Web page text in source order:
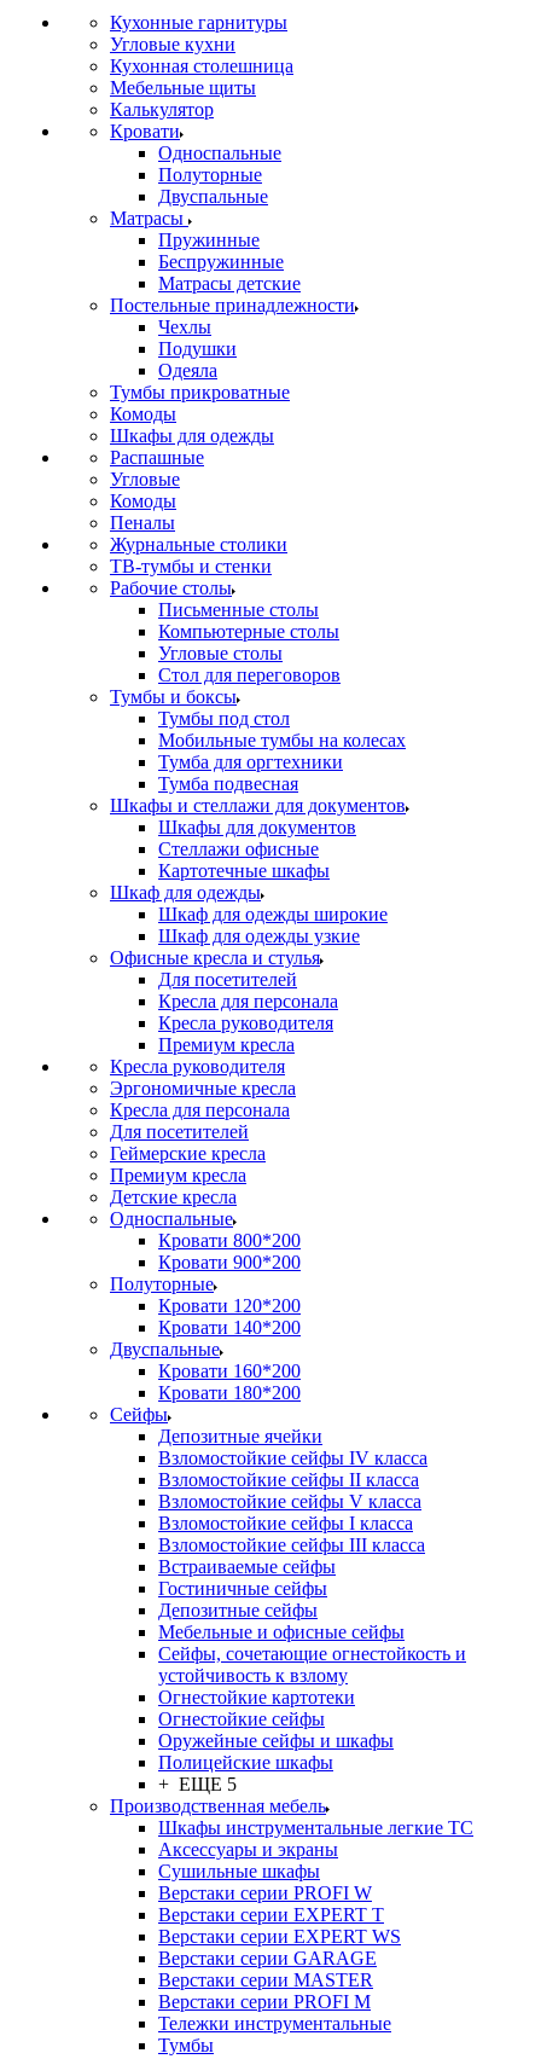
Кухонные гарнитуры
Угловые кухни
Кухонная столешница
Мебельные щиты
Калькулятор
Кровати
Односпальные
Полуторные
Двуспальные
Матрасы
Пружинные
Беспружинные
Матрасы детские
Постельные принадлежности
Чехлы
Подушки
Одеяла
Тумбы прикроватные
Комоды
Шкафы для одежды
Распашные
Угловые
Комоды
Пеналы
Журнальные столики
ТВ‑тумбы и стенки
Рабочие столы
Письменные столы
Компьютерные столы
Угловые столы
Стол для переговоров
Тумбы и боксы
Тумбы под стол
Мобильные тумбы на колесах
Тумба для оргтехники
Тумба подвесная
Шкафы и стеллажи для документов
Шкафы для документов
Стеллажи офисные
Картотечные шкафы
Шкаф для одежды
Шкаф для одежды широкие
Шкаф для одежды узкие
Офисные кресла и стулья
Для посетителей
Кресла для персонала
Кресла руководителя
Премиум кресла
Кресла руководителя
Эргономичные кресла
Кресла для персонала
Для посетителей
Геймерские кресла
Премиум кресла
Детские кресла
Односпальные
Кровати 800*200
Кровати 900*200
Полуторные
Кровати 120*200
Кровати 140*200
Двуспальные
Кровати 160*200
Кровати 180*200
Сейфы
Депозитные ячейки
Взломостойкие сейфы IV класса
Взломостойкие сейфы II класса
Взломостойкие сейфы V класса
Взломостойкие сейфы I класса
Взломостойкие сейфы III класса
Встраиваемые сейфы
Гостиничные сейфы
Депозитные сейфы
Мебельные и офисные сейфы
Сейфы, сочетающие огнестойкость и
устойчивость к взлому
Огнестойкие картотеки
Огнестойкие сейфы
Оружейные сейфы и шкафы
Полицейские шкафы
+ ЕЩЕ 5
Производственная мебель
Шкафы инструментальные легкие ТС
Аксессуары и экраны
Cушильные шкафы
Верстаки серии PROFI W
Верстаки серии EXPERT T
Верстаки серии EXPERT WS
Верстаки серии GARAGE
Верстаки серии MASTER
Верстаки серии PROFI M
Тележки инструментальные
Тумбы